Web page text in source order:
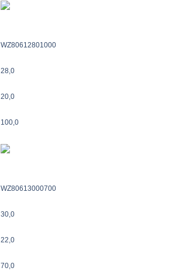
WZ80612801000
28,0
20,0
100,0
WZ80613000700
30,0
22,0
70,0